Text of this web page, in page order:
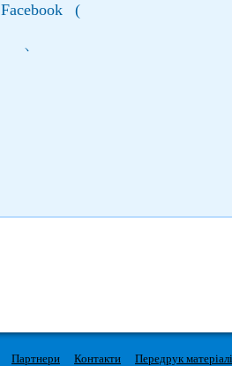
Facebook (
)
Партнери Контакти
Передрук